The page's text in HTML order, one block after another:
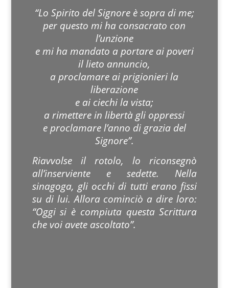
“Lo Spirito del Signore è sopra di me;
per questo mi ha consacrato con
l’unzione
e mi ha mandato a portare ai poveri
il lieto annuncio,
a proclamare ai prigionieri la
liberazione
e ai ciechi la vista;
a rimettere in libertà gli oppressi
e proclamare l’anno di grazia del
Signore”.
Riavvolse il rotolo, lo riconsegnò
all’inserviente e sedette. Nella
sinagoga, gli occhi di tutti erano fissi
su di lui. Allora cominciò a dire loro:
“Oggi si è compiuta questa Scrittura
che voi avete ascoltato”.